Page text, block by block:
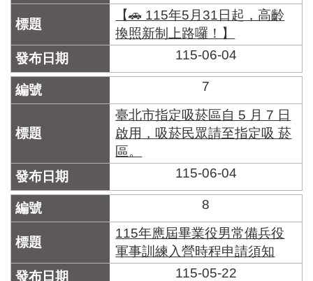
【🚗 115年5月31日起，高齡
換照新制上路囉！】
115-06-04
7
臺北市指定吸菸區自 5 月 7 日
啟用，吸菸民眾請至指定吸 菸
區。
115-06-04
8
115年應屆畢業役男常備兵役
軍事訓練入營時程申請須知
115-05-22